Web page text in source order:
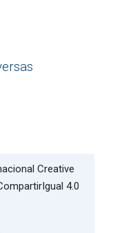
Creative
4.0